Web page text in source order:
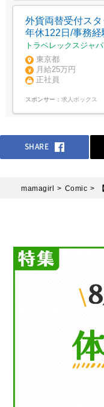
外貨両替受付ス
年休122日/事務経
トラベレックスジャ
東京都
月給25万円
正社員
スポンサー： 求人ボックス
SHARE
mamagirl Comic